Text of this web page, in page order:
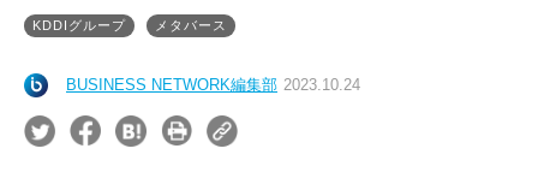
KDDIグループ メタバース
BUSINESS NETWORK編集部 2023.10.24